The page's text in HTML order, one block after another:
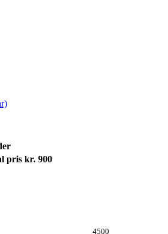
pris kr. 900
4500